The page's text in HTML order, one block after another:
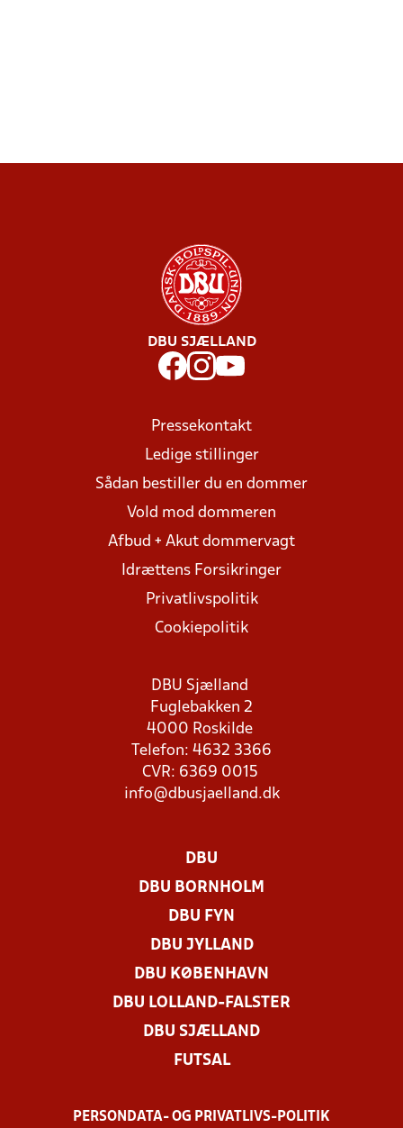
DBU SJÆLLAND
Pressekontakt
Ledige stillinger
Sådan bestiller du en dommer
Vold mod dommeren
Afbud + Akut dommervagt
Idrættens Forsikringer
Privatlivspolitik
Cookiepolitik
DBU Sjælland
Fuglebakken 2
4000 Roskilde
Telefon: 4632 3366
CVR: 6369 0015
info@dbusjaelland.dk
DBU
DBU BORNHOLM
DBU FYN
DBU JYLLAND
DBU KØBENHAVN
DBU LOLLAND-FALSTER
DBU SJÆLLAND
FUTSAL
PERSONDATA- OG PRIVATLIVS-POLITIK